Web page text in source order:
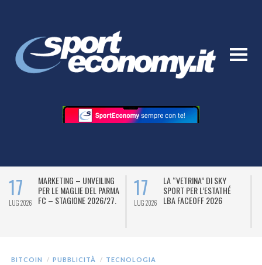
17
LUG 2026
MARKETING – UNVEILING
PER LE MAGLIE DEL PARMA
FC – STAGIONE 2026/27.
17
LUG 2026
LA “VETRINA” DI SKY
SPORT PER L’ESTATHÉ
LBA FACEOFF 2026
BITCOIN PUBBLICITÀ TECNOLOGIA